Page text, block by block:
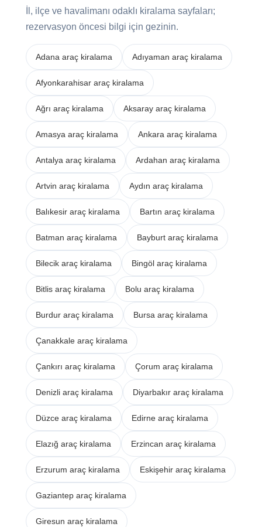
İl, ilçe ve havalimanı odaklı kiralama sayfaları;
rezervasyon öncesi bilgi için gezinin.
Adana araç kiralama Adıyaman araç kiralama
Afyonkarahisar araç kiralama
Ağrı araç kiralama Aksaray araç kiralama
Amasya araç kiralama Ankara araç kiralama
Antalya araç kiralama Ardahan araç kiralama
Artvin araç kiralama Aydın araç kiralama
Balıkesir araç kiralama Bartın araç kiralama
Batman araç kiralama Bayburt araç kiralama
Bilecik araç kiralama Bingöl araç kiralama
Bitlis araç kiralama Bolu araç kiralama
Burdur araç kiralama Bursa araç kiralama
Çanakkale araç kiralama
Çankırı araç kiralama Çorum araç kiralama
Denizli araç kiralama Diyarbakır araç kiralama
Düzce araç kiralama Edirne araç kiralama
Elazığ araç kiralama Erzincan araç kiralama
Erzurum araç kiralama Eskişehir araç kiralama
Gaziantep araç kiralama
Giresun araç kiralama